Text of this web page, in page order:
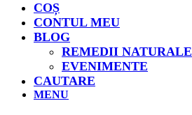
COȘ
CONTUL MEU
BLOG
REMEDII NATURALE
EVENIMENTE
CAUTARE
MENU